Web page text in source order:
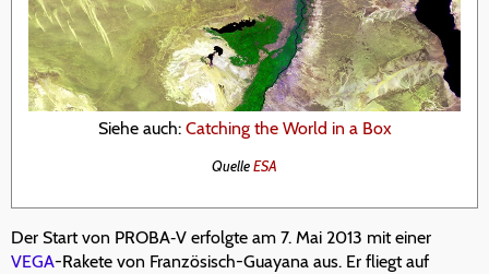
Siehe auch: Catching the World in a Box
QuelleESA
Der Start von PROBA‑V erfolgte am 7. Mai 2013 mit einer
VEGA-Rakete von Französisch-Guayana aus. Er fliegt auf